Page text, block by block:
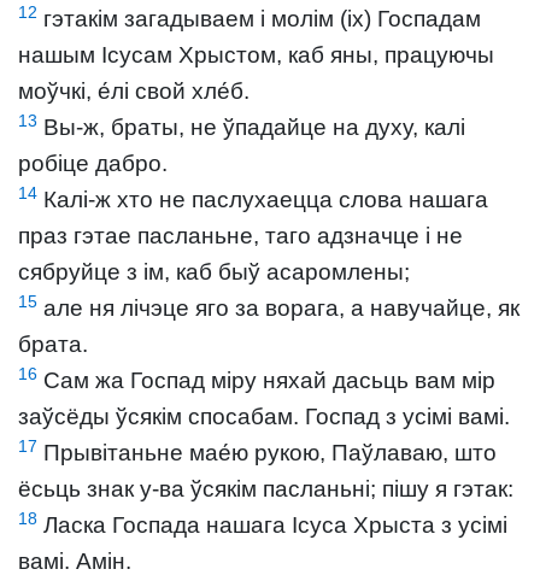
12 гэтакім загадываем і молім (іх) Госпадам
нашым Ісусам Хрыстом, каб яны, працуючы
моўчкі, е́лі свой хле́б.
13 Вы-ж, браты, не ўпадайце на духу, калі
робіце дабро.
14 Калі-ж хто не паслухаецца слова нашага
праз гэтае пасланьне, таго адзначце і не
сябруйце з ім, каб быў асаромлены;
15 але ня лічэце яго за ворага, а навучайце, як
брата.
16 Сам жа Госпад міру няхай дасьць вам мір
заўсёды ўсякім спосабам. Госпад з усімі вамі.
17 Прывітаньне мае́ю рукою, Паўлаваю, што
ёсьць знак у-ва ўсякім пасланьні; пішу я гэтак:
18 Ласка Госпада нашага Ісуса Хрыста з усімі
вамі. Амін.